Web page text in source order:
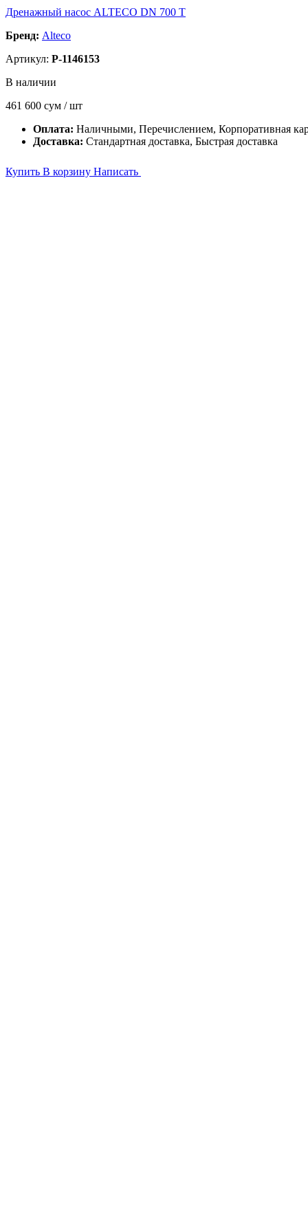
Дренажный насос ALTECO DN 700 T
Бренд: Alteco
Артикул: P-1146153
В наличии
461 600 сум / шт
Оплата: Наличными, Перечислением, Корпоративная
Доставка: Стандартная доставка, Быстрая доставка
Купить В корзину Написать